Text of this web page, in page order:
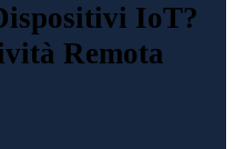
IoT?
Remota